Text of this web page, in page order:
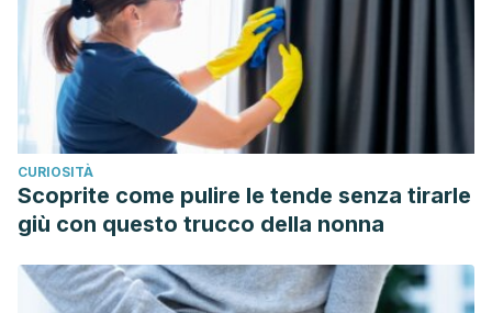
CURIOSITÀ
Scoprite come pulire le tende senza tirarle
giù con questo trucco della nonna